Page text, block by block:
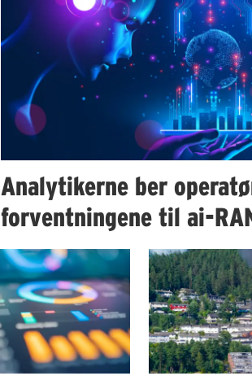
Analytikerne ber
forventningene til ai-